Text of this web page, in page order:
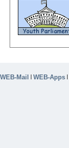
WEB-Mail WEB-Apps